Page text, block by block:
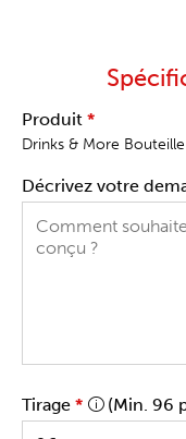
Produit *
Drinks & More
Décrivez votre
Tirage * (Min. 96